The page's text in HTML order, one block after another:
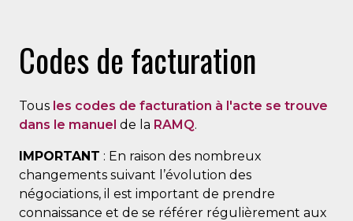
Codes de facturation
Tous les codes de facturation à l'acte se trouve
dans le manuel de la RAMQ.
IMPORTANT : En raison des nombreux
changements suivant l’évolution des
négociations, il est important de prendre
connaissance et de se référer régulièrement aux